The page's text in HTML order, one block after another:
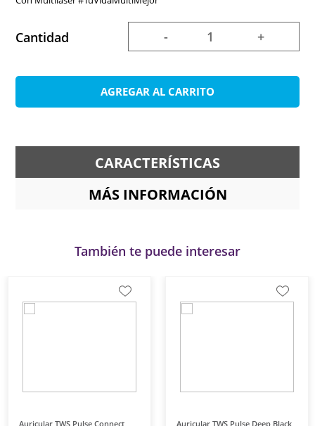
Cantidad - +
AGREGAR AL CARRITO
CARACTERÍSTICAS
MÁS INFORMACIÓN
También te puede interesar
Auricular TWS Pulse Connect
Auricular TWS Pulse Deep Black